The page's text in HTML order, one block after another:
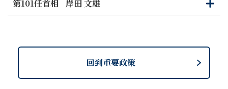
金融措施
資
- 採取措施防止俄羅斯利用數字資產逃避制裁
- 限制與俄羅斯中央銀行的交易
第101任首相
岸田 文雄
打
开
关
闭
回到重要政策